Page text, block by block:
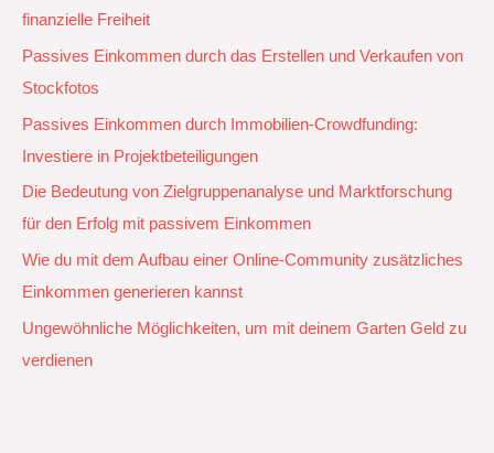
finanzielle Freiheit
Passives Einkommen durch das Erstellen und Verkaufen von
Stockfotos
Passives Einkommen durch Immobilien-Crowdfunding:
Investiere in Projektbeteiligungen
Die Bedeutung von Zielgruppenanalyse und Marktforschung
für den Erfolg mit passivem Einkommen
Wie du mit dem Aufbau einer Online-Community zusätzliches
Einkommen generieren kannst
Ungewöhnliche Möglichkeiten, um mit deinem Garten Geld zu
verdienen